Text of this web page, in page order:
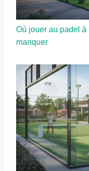
Où jouer au padel
manquer